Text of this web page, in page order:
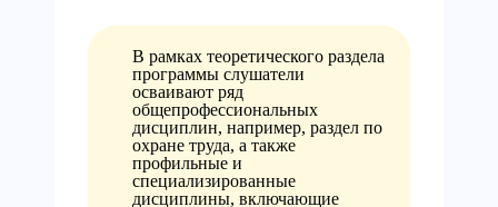
В рамках теоретического раздела
программы слушатели
осваивают ряд
общепрофессиональных
дисциплин, например, раздел по
охране труда, а также
профильные и
специализированные
дисциплины, включающие